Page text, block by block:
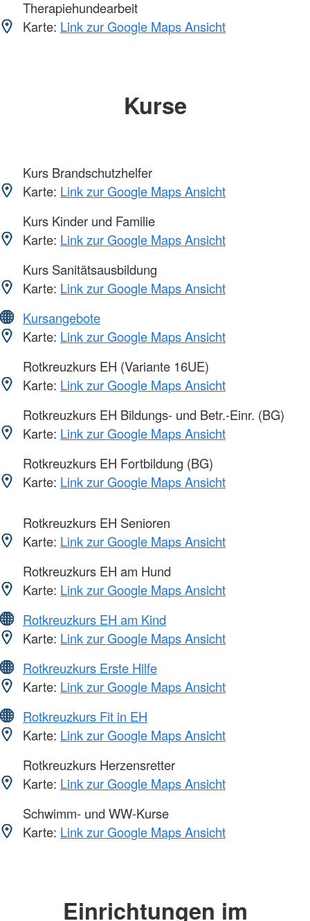
Therapiehundearbeit
Karte: Link zur Google Maps Ansicht
Kurse
Kurs Brandschutzhelfer
Karte: Link zur Google Maps Ansicht
Kurs Kinder und Familie
Karte: Link zur Google Maps Ansicht
Kurs Sanitätsausbildung
Karte: Link zur Google Maps Ansicht
Kursangebote
Karte: Link zur Google Maps Ansicht
Rotkreuzkurs EH (Variante 16UE)
Karte: Link zur Google Maps Ansicht
Rotkreuzkurs EH Bildungs- und Betr.-Einr. (BG)
Karte: Link zur Google Maps Ansicht
Rotkreuzkurs EH Fortbildung (BG)
Karte: Link zur Google Maps Ansicht
Rotkreuzkurs EH Senioren
Karte: Link zur Google Maps Ansicht
Rotkreuzkurs EH am Hund
Karte: Link zur Google Maps Ansicht
Rotkreuzkurs EH am Kind
Karte: Link zur Google Maps Ansicht
Rotkreuzkurs Erste Hilfe
Karte: Link zur Google Maps Ansicht
Rotkreuzkurs Fit in EH
Karte: Link zur Google Maps Ansicht
Rotkreuzkurs Herzensretter
Karte: Link zur Google Maps Ansicht
Schwimm- und WW-Kurse
Karte: Link zur Google Maps Ansicht
Einrichtungen im